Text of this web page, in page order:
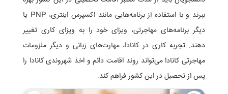
ببرند و با استفاده از برنامه‌هایی مانند اکسپرس اینتری، PNP یا
دیگر برنامه‌های مهاجرتی، ویزای خود را به ویزای کاری تغییر
دهند. تجربه کاری در کانادا، مهارت‌های زبانی و دیگر ملزومات
مهاجرتی کانادا می‌تواند روند اقامت دائم و اخذ شهروندی کانادا را
پس از تحصیل در این کشور فراهم کند.